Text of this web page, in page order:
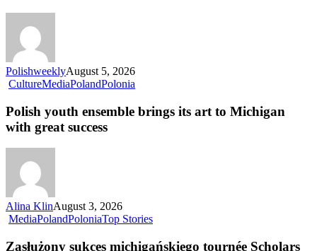
PolishweeklyAugust 5, 2026
CultureMediaPolandPolonia
Polish youth ensemble brings its art to Michigan
with great success
Alina KlinAugust 3, 2026
MediaPolandPoloniaTop Stories
Zasłużony sukces michigańskiego tournée Scholars